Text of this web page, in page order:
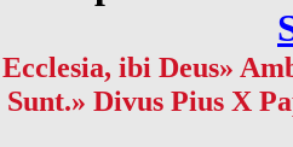
ibi Deus»
Sunt.» Divus Pius X